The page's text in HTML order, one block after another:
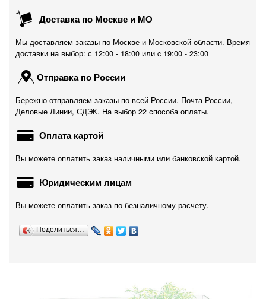
Доставка по Москве и МО
Мы доставляем заказы по Москве и Московской области. Время
доставки на выбор: с 12:00 - 18:00 или c 19:00 - 23:00
Отправка по России
Бережно отправляем заказы по всей России. Почта России,
Деловые Линии, СДЭК. На выбор 22 способа оплаты.
Оплата картой
Вы можете оплатить заказ наличными или банковской картой.
Юридическим лицам
Вы можете оплатить заказ по безналичному расчету.
Поделиться…